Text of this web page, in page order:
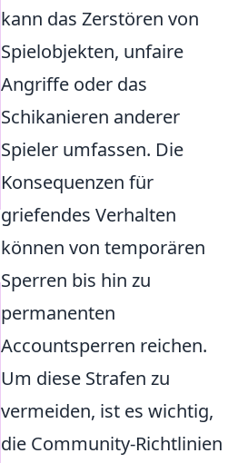
kann das Zerstören von
Spielobjekten, unfaire
Angriffe oder das
Schikanieren anderer
Spieler umfassen. Die
Konsequenzen für
griefendes Verhalten
können von temporären
Sperren bis hin zu
permanenten
Accountsperren reichen.
Um diese Strafen zu
vermeiden, ist es wichtig,
die Community-Richtlinien